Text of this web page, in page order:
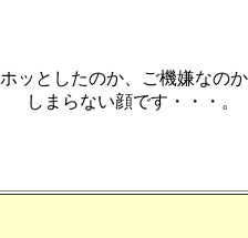
ホッとしたのか、ご機嫌なの
しまらない顔です・・・。